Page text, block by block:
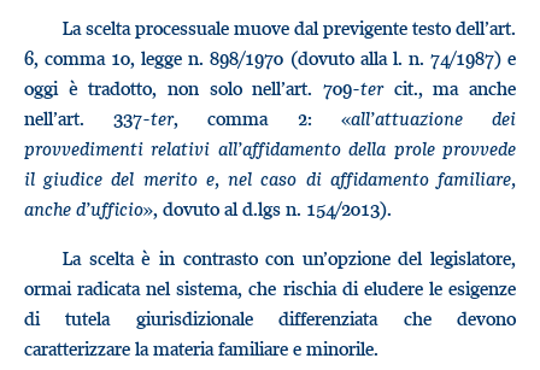
La scelta processuale muove dal previgente testo dell’art.
6, comma 10, legge n. 898/1970 (dovuto alla l. n. 74/1987) e
oggi è tradotto, non solo nell’art. 709-tercit., ma anche
nell’art. 337-ter, comma 2: «all’attuazione dei
provvedimenti relativi all’affidamento della prole provvede
il giudice del merito e, nel caso di affidamento familiare,
anche d’ufficio», dovuto al d.lgs n. 154/2013).
La scelta è in contrasto con un’opzione del legislatore,
ormai radicata nel sistema, che rischia di eludere le esigenze
di tutela giurisdizionale differenziata che devono
caratterizzare la materia familiare e minorile.